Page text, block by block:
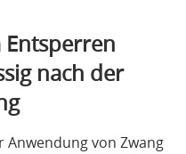
nach der
von Zwang